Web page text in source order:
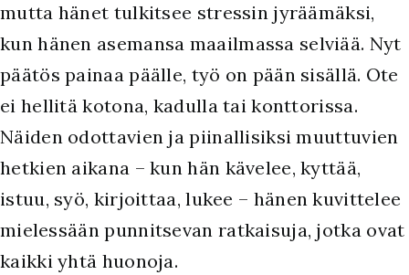
mutta hänet tulkitsee stressin jyräämäksi,
kun hänen asemansa maailmassa selviää. Nyt
päätös painaa päälle, työ on pään sisällä. Ote
ei hellitä kotona, kadulla tai konttorissa.
Näiden odottavien ja piinallisiksi muuttuvien
hetkien aikana – kun hän kävelee, kyttää,
istuu, syö, kirjoittaa, lukee – hänen kuvittelee
mielessään punnitsevan ratkaisuja, jotka ovat
kaikki yhtä huonoja.